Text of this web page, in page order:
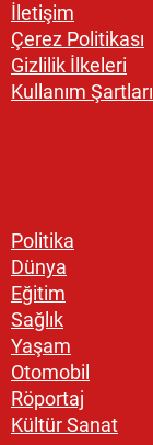
İletişim
Çerez Politikası
Gizlilik İlkeleri
Kullanım Şartları
Politika
Dünya
Eğitim
Sağlık
Yaşam
Otomobil
Röportaj
Kültür Sanat